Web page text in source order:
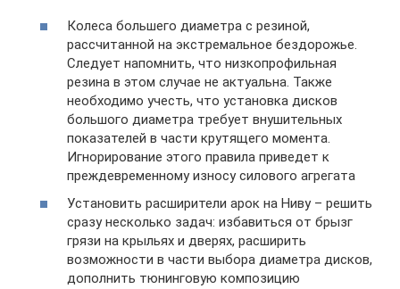
Колеса большего диаметра с резиной,
рассчитанной на экстремальное бездорожье.
Следует напомнить, что низкопрофильная
резина в этом случае не актуальна. Также
необходимо учесть, что установка дисков
большого диаметра требует внушительных
показателей в части крутящего момента.
Игнорирование этого правила приведет к
преждевременному износу силового агрегата
Установить расширители арок на Ниву – решить
сразу несколько задач: избавиться от брызг
грязи на крыльях и дверях, расширить
возможности в части выбора диаметра дисков,
дополнить тюнинговую композицию